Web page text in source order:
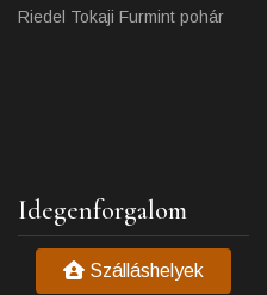
Riedel Tokaji Furmint pohár
Idegenforgalom
Szálláshelyek